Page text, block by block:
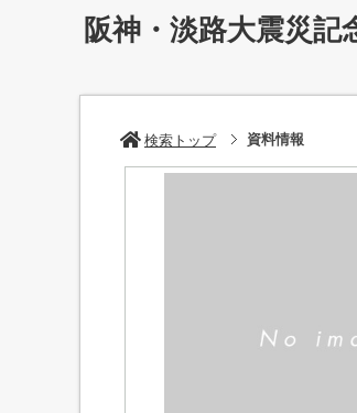
阪神・淡路大震災
検索トップ 資料情報